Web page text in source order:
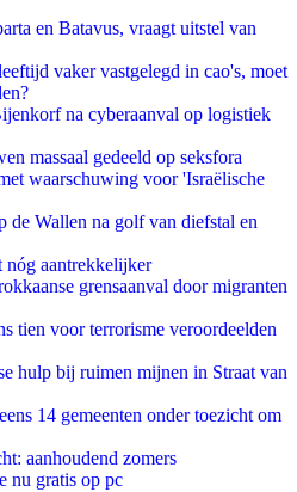
en Batavus, vraagt uitstel van
vaker vastgelegd in cao's, moet
na cyberaanval op logistiek
massaal gedeeld op seksfora
waarschuwing voor 'Israëlische
de Wallen na golf van diefstal en
aantrekkelijker
grensaanval door migranten
tien voor terrorisme veroordeelden
hulp bij ruimen mijnen in Straat van
14 gemeenten onder toezicht om
aanhoudend zomers
nu gratis op pc